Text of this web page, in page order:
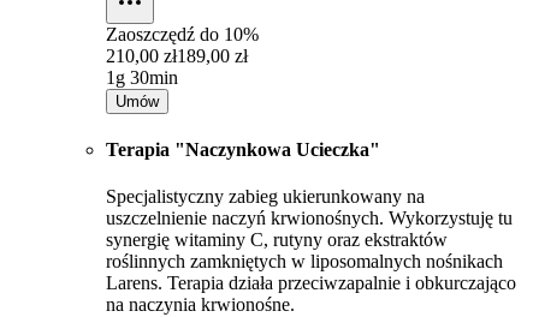
Zaoszczędź do 10%
210,00 zł189,00 zł
1g 30min
Umów
Terapia "Naczynkowa Ucieczka"
Specjalistyczny zabieg ukierunkowany na
uszczelnienie naczyń krwionośnych. Wykorzystuję tu
synergię witaminy C, rutyny oraz ekstraktów
roślinnych zamkniętych w liposomalnych nośnikach
Larens. Terapia działa przeciwzapalnie i obkurczająco
na naczynia krwionośne.